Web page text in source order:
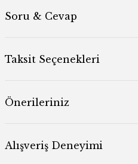
Soru & Cevap
Taksit Seçenekleri
Önerileriniz
Alışveriş Deneyimi